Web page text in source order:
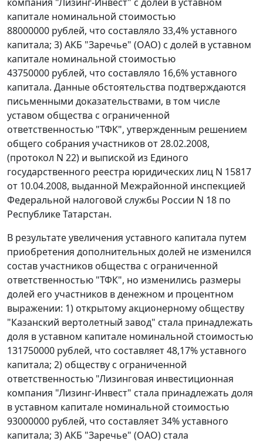
компания "Лизинг-Инвест" с долей в уставном
капитале номинальной стоимостью
88000000 рублей, что составляло 33,4% уставного
капитала; 3) АКБ "Заречье" (ОАО) с долей в уставном
капитале номинальной стоимостью
43750000 рублей, что составляло 16,6% уставного
капитала. Данные обстоятельства подтверждаются
письменными доказательствами, в том числе
уставом общества с ограниченной
ответственностью "ТФК", утвержденным решением
общего собрания участников от 28.02.2008,
(протокол N 22) и выпиской из Единого
государственного реестра юридических лиц N 15817
от 10.04.2008, выданной Межрайонной инспекцией
Федеральной налоговой службы России N 18 по
Республике Татарстан.
В результате увеличения уставного капитала путем
приобретения дополнительных долей не изменился
состав участников общества с ограниченной
ответственностью "ТФК", но изменились размеры
долей его участников в денежном и процентном
выражении: 1) открытому акционерному обществу
"Казанский вертолетный завод" стала принадлежать
доля в уставном капитале номинальной стоимостью
131750000 рублей, что составляет 48,17% уставного
капитала; 2) обществу с ограниченной
ответственностью "Лизинговая инвестиционная
компания "Лизинг-Инвест" стала принадлежать доля
в уставном капитале номинальной стоимостью
93000000 рублей, что составляет 34% уставного
капитала; 3) АКБ "Заречье" (ОАО) стала